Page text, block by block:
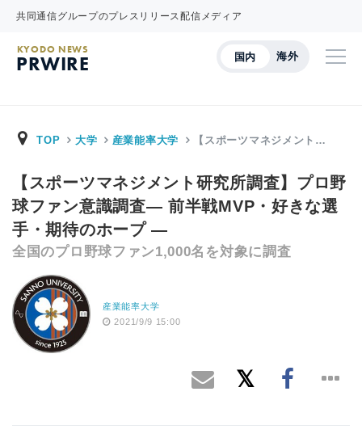
共同通信グループのプレスリリース配信メディア
国内 海外
KYODO NEWS
PRWIRE
TOP 大学 産業能率大学 【スポーツマネジメント…
【スポーツマネジメント研究所調査】プロ野
球ファン意識調査— 前半戦MVP・好きな選
手・期待のホープ —
全国のプロ野球ファン1,000名を対象に調査
産業能率大学
2021/9/9 15:00